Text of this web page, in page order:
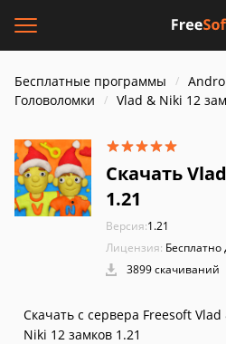
Бесплатные программы
Головоломки
Vlad & Niki 12
Скачать
1.21
Версия:1.21
Лицензия: Бесплатно
3899 скачиваний
Скачать с сервера Freesoft Vlad
Niki 12 замков 1.21